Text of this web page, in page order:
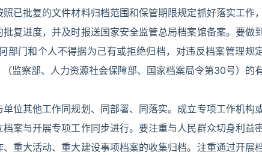
已批复的文件材料归档范围和保管期限规定抓好落实工作，
复进度，并及时报送国家安全监管总局档案馆备案。要做到
部门和个人不得据为己有或拒绝归档，对违反档案管理规
监察部、人力资源社会保障部、国家档案局令第30号）的
位其他工作同规划、同部署、同落实。成立专项工作机构
案与开展专项工作同步进行。要注重与人民群众切身利益
重大活动、重大建设事项档案的收集归档。注重通过开展